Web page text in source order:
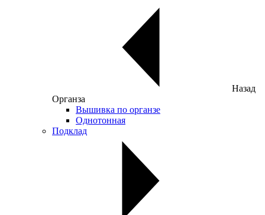
Назад
Органза
Вышивка по органзе
Однотонная
Подклад